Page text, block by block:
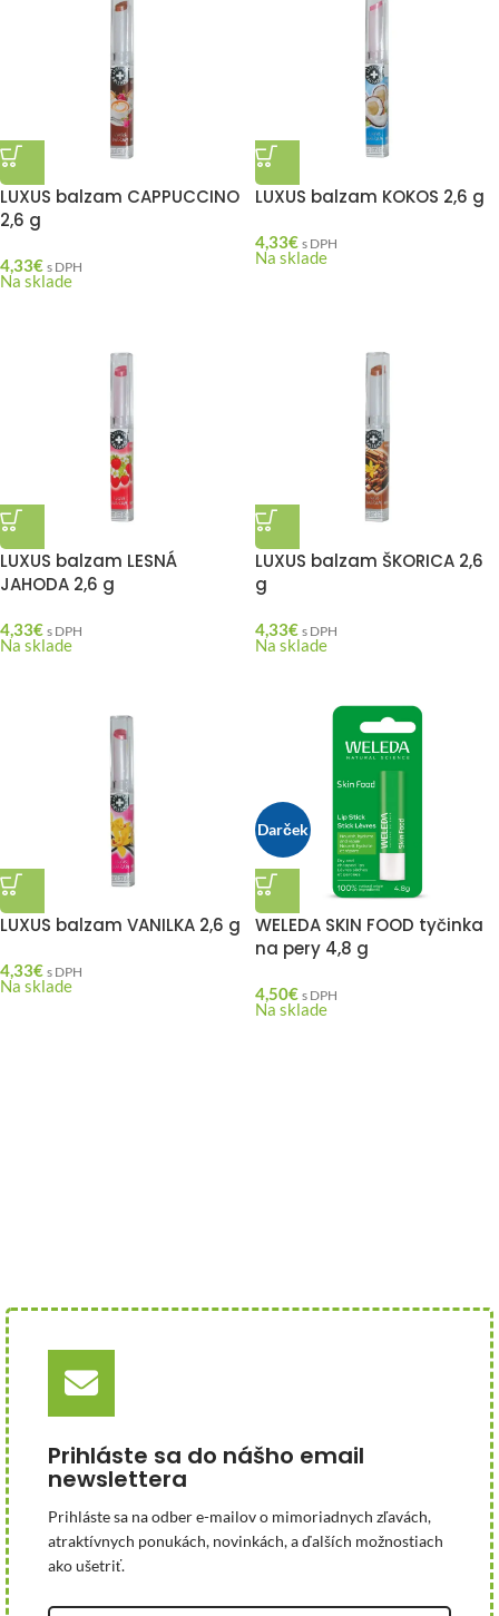
LUXUS balzam CAPPUCCINO
2,6 g
4,33€ s DPH
Na sklade
LUXUS balzam KOKOS 2,6 g
4,33€ s DPH
Na sklade
LUXUS balzam LESNÁ
JAHODA 2,6 g
4,33€ s DPH
Na sklade
LUXUS balzam ŠKORICA 2,6
g
4,33€ s DPH
Na sklade
LUXUS balzam VANILKA 2,6 g
4,33€ s DPH
Na sklade
Darček
WELEDA SKIN FOOD tyčinka
na pery 4,8 g
4,50€ s DPH
Na sklade
Prihláste sa do nášho email
newslettera
Prihláste sa na odber e-mailov o mimoriadnych zľavách,
atraktívnych ponukách, novinkách, a ďalších možnostiach
ako ušetriť.